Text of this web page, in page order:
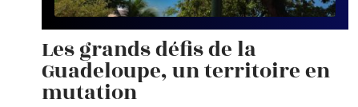
Les grands défis de la
Guadeloupe, un territoire en
mutation